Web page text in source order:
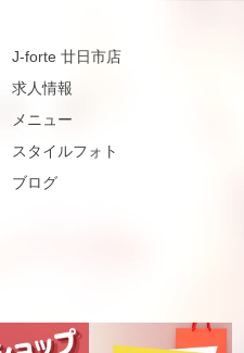
J-forte 廿日市店
求人情報
メニュー
スタイルフォト
ブログ